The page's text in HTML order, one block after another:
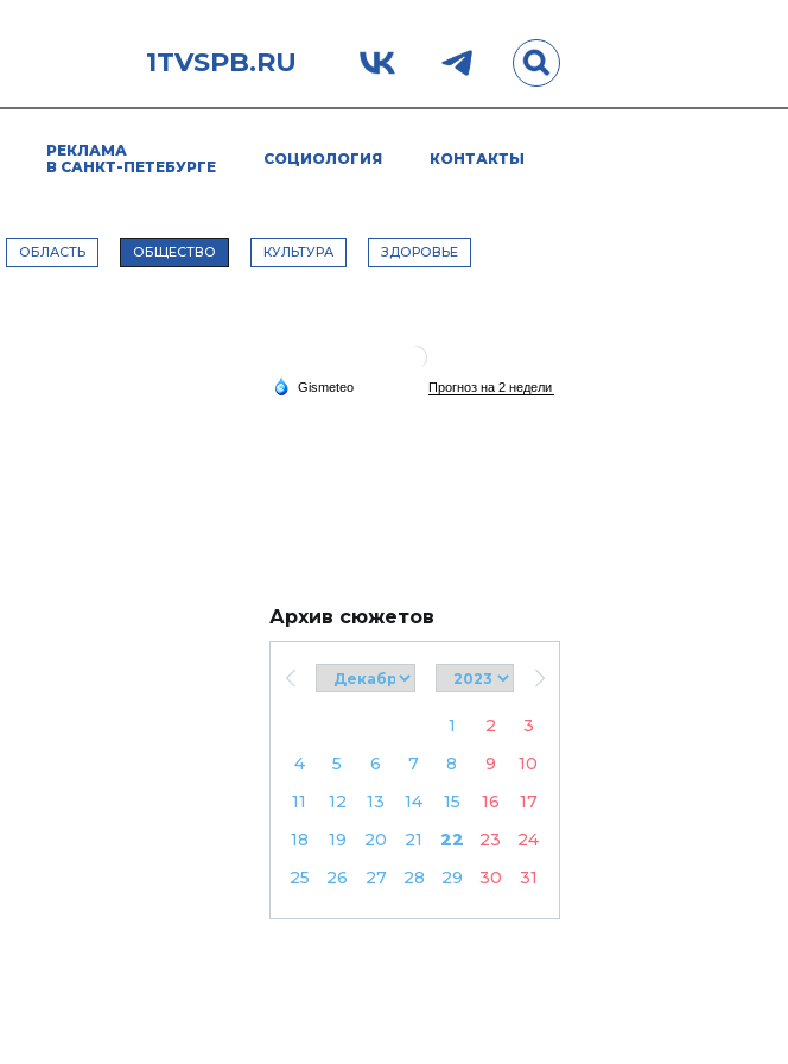
1TVSPB.RU
РЕКЛАМА
В САНКТ-ПЕТЕБУРГЕ
СОЦИОЛОГИЯ КОНТАКТЫ
ОБЛАСТЬ ОБЩЕСТВО КУЛЬТУРА ЗДОРОВЬЕ
Архив сюжетов
1 2
3
4
5 6 7 8 9
10
11
12 13 14 15 16
17
18
19 20 21 22 23
24
25
26 27 28 29 30 31